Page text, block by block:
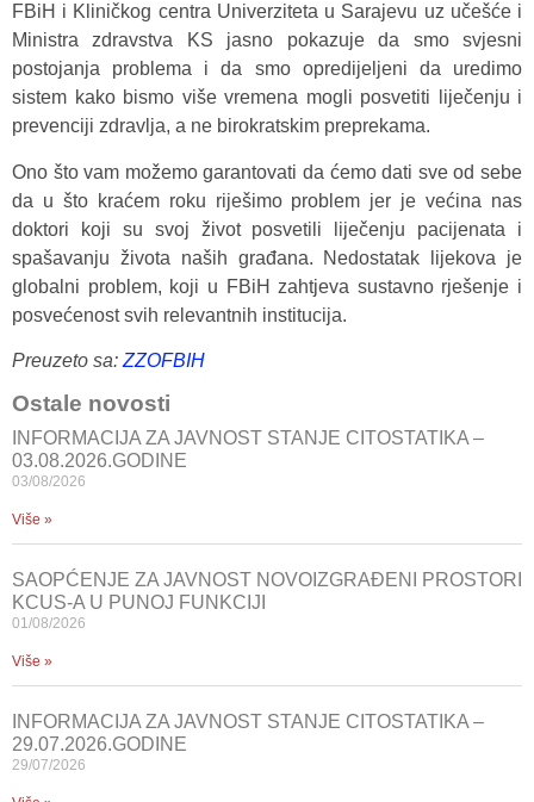
FBiH i Kliničkog centra Univerziteta u Sarajevu uz učešće i
Ministra zdravstva KS jasno pokazuje da smo svjesni
postojanja problema i da smo opredijeljeni da uredimo
sistem kako bismo više vremena mogli posvetiti liječenju i
prevenciji zdravlja, a ne birokratskim preprekama.
Ono što vam možemo garantovati da ćemo dati sve od sebe
da u što kraćem roku riješimo problem jer je većina nas
doktori koji su svoj život posvetili liječenju pacijenata i
spašavanju života naših građana. Nedostatak lijekova je
globalni problem, koji u FBiH zahtjeva sustavno rješenje i
posvećenost svih relevantnih institucija.
Preuzeto sa: ZZOFBIH
Ostale novosti
INFORMACIJA ZA JAVNOST STANJE CITOSTATIKA –
03.08.2026.GODINE
03/08/2026
Više »
SAOPĆENJE ZA JAVNOST NOVOIZGRAĐENI PROSTORI
KCUS-A U PUNOJ FUNKCIJI
01/08/2026
Više »
INFORMACIJA ZA JAVNOST STANJE CITOSTATIKA –
29.07.2026.GODINE
29/07/2026